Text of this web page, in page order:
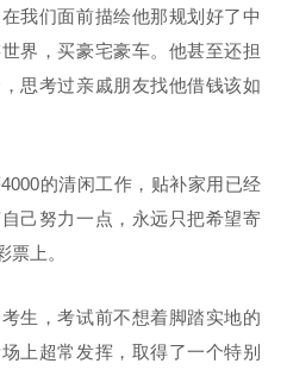
我们面前描绘他那规划好了中
界，买豪宅豪车。他甚至还担
思考过亲戚朋友找他借钱该如
的清闲工作，贴补家用已经
己努力一点，永远只把希望寄
上。
生，考试前不想着脚踏实地的
上超常发挥，取得了一个特别